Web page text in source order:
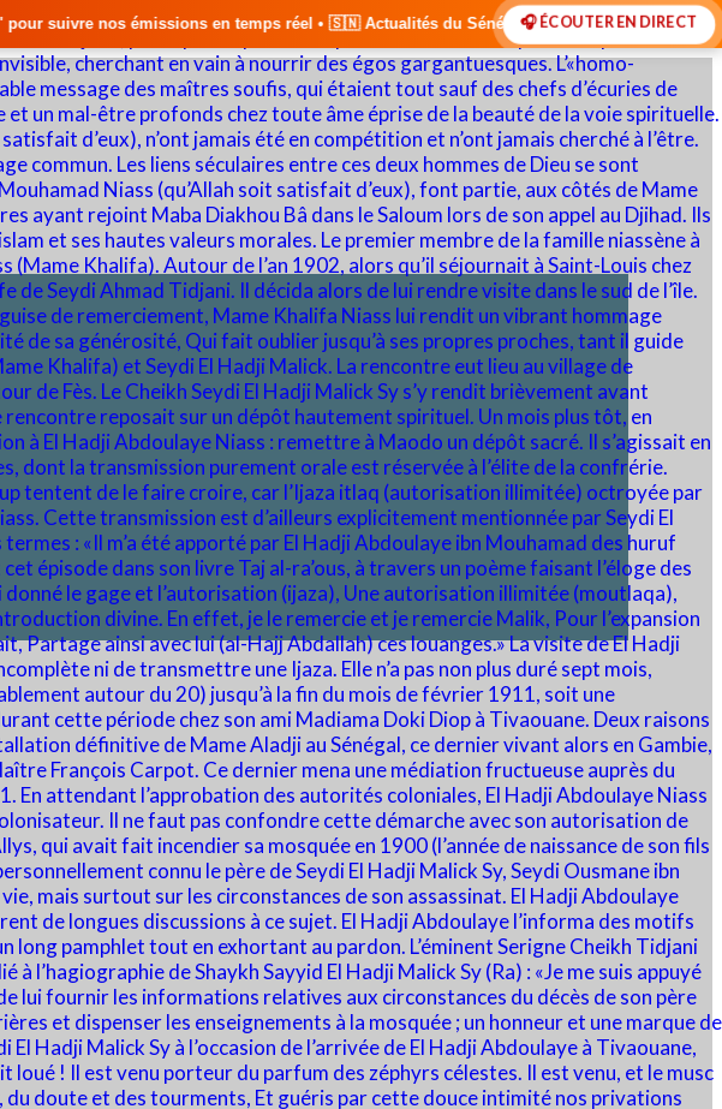
en temps réel • 🇸🇳 Actualités du Sénégal • 🌍 Actualités Internationales • 🎙️ Débats
🎧 ÉCOUTER EN DIRECT